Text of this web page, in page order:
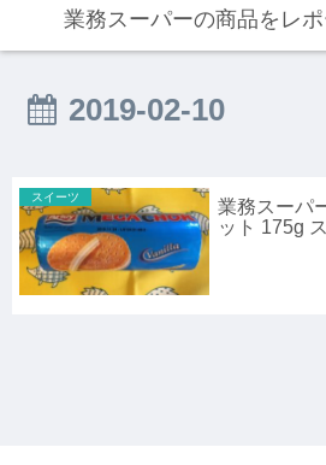
業務スーパーの商品をレ
2019-02-10
スイーツ
業務スーパ
ット 175g